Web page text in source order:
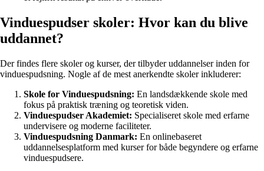
Vinduespudser skoler: Hvor kan du blive
uddannet?
Der findes flere skoler og kurser, der tilbyder uddannelser inden for
vinduespudsning. Nogle af de mest anerkendte skoler inkluderer:
Skole for Vinduespudsning: En landsdækkende skole med
fokus på praktisk træning og teoretisk viden.
Vinduespudser Akademiet: Specialiseret skole med erfarne
undervisere og moderne faciliteter.
Vinduespudsning Danmark: En onlinebaseret
uddannelsesplatform med kurser for både begyndere og erfarne
vinduespudsere.